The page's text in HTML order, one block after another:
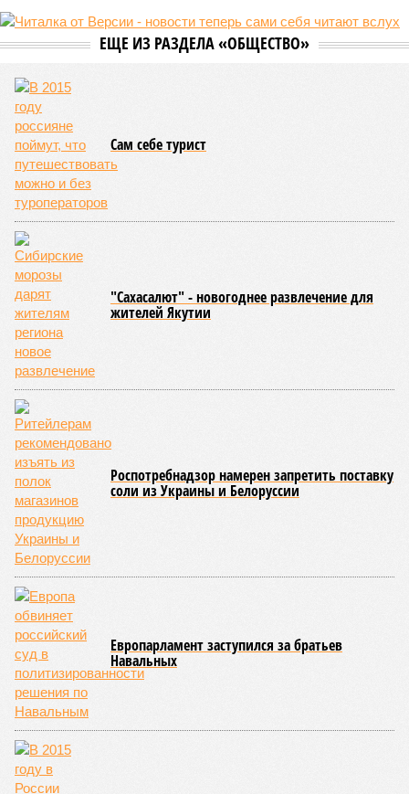
уже получают ключи – в мае 2026 года были получены
заключение о соответствии проектной документации и
разрешение на ввод жилищного комплекса в эксплуатацию –
совсем недалеко, в паре станций метро южнее, на Люблинской
улице, картина, можно сказать, прямо противоположная.
ЖК «Светлый мир «Станция Л»: та же группа компаний-
банкрот Seven Suns Development, та же
схема достройки через Capital Group осенью 2024 года, но
за прошедшие два года результатов, по словам дольщиков,
практически не видно. Поинформациииз профильных
порталов, первую очередь ЖК строители обещают сдать к
декабрю 2026 г., вторую – к марту 2028-го. Но никто при
этом из кураторов стройки не задается вопросом: как эти
сроки должны материализоваться? На строительной
площадке, по свидетельствам дольщиков, регулярно
бывающих у забора, какая-либо техника отсутствует. Ни
бетононасосов, ни работающих кранов, ни признаков
мобилизации подрядчиков. При том, что до «декабря 2026»
осталось менее полугода.
Если в «Сказочном лесу» техзаказчик публично
отчитывался о поэтапной готовности – 90%, затем 97%, с
конкретными инженерными работами (усиление
монолитных конструкций, устранение проектных ошибок) –
то по «Станции Л» подобной публичной отчётности
дольщики не видят. Ни Capital Group, ни кураторы
строительства не подтверждают ни соблюдения графика
строительства, ни объёма фактически выполненных работ.
Напрашивается закономерный вопрос: если
декларируемая «Capital Group модель (достраивать
проблемные объекты SSD») сработала на
Лосиноостровской, почему она не масштабируется на
Люблино? И означает ли отсутствие техники на площадке,
что в реальности подрядчик по «Станции Л» ещё даже не